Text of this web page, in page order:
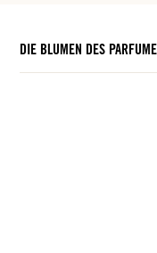
DIE BLUMEN DES